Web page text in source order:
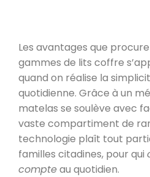
Les avantages que
gammes de lits coffre
quand on réalise la
quotidienne. Grâce à un
matelas se soulève avec
vaste compartiment de
technologie plaît tout
familles citadines, pour qui
compteau quotidien.